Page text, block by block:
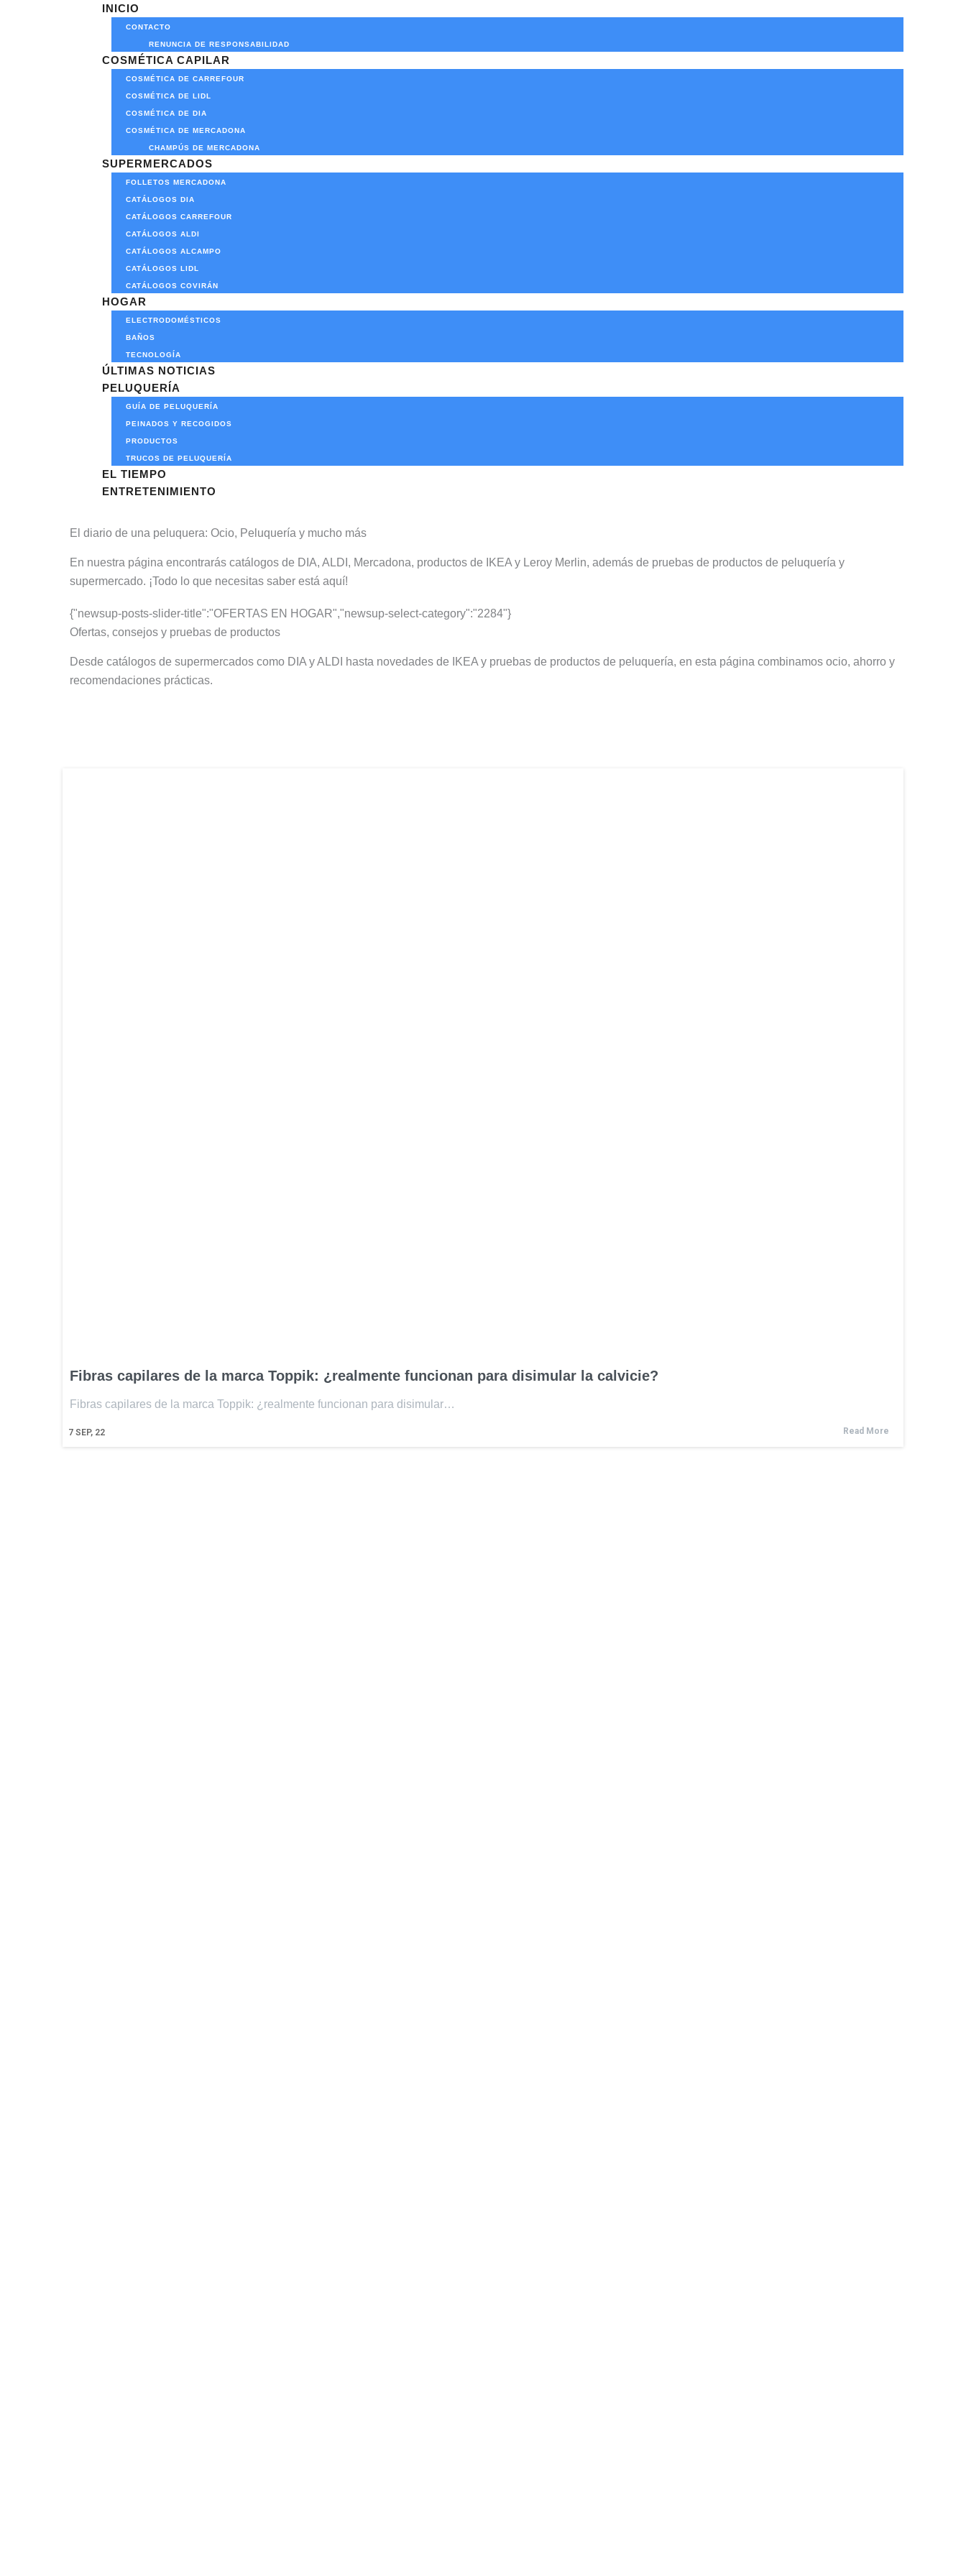
INICIO
CONTACTO
RENUNCIA DE RESPONSABILIDAD
COSMÉTICA CAPILAR
COSMÉTICA DE CARREFOUR
COSMÉTICA DE LIDL
COSMÉTICA DE DIA
COSMÉTICA DE MERCADONA
CHAMPÚS DE MERCADONA
SUPERMERCADOS
FOLLETOS MERCADONA
CATÁLOGOS DIA
CATÁLOGOS CARREFOUR
CATÁLOGOS ALDI
CATÁLOGOS ALCAMPO
CATÁLOGOS LIDL
CATÁLOGOS COVIRÁN
HOGAR
ELECTRODOMÉSTICOS
BAÑOS
TECNOLOGÍA
ÚLTIMAS NOTICIAS
PELUQUERÍA
GUÍA DE PELUQUERÍA
PEINADOS Y RECOGIDOS
PRODUCTOS
TRUCOS DE PELUQUERÍA
EL TIEMPO
ENTRETENIMIENTO
El diario de una peluquera: Ocio, Peluquería y mucho más
En nuestra página encontrarás catálogos de DIA, ALDI, Mercadona, productos de IKEA y Leroy Merlin, además de pruebas de productos de peluquería y
supermercado. ¡Todo lo que necesitas saber está aquí!
{"newsup-posts-slider-title":"OFERTAS EN HOGAR","newsup-select-category":"2284"}
Ofertas, consejos y pruebas de productos
Desde catálogos de supermercados como DIA y ALDI hasta novedades de IKEA y pruebas de productos de peluquería, en esta página combinamos ocio, ahorro y
recomendaciones prácticas.
Fibras capilares de la marca Toppik: ¿realmente funcionan para disimular la calvicie?
7 SEP, 22
Fibras capilares de la marca Toppik: ¿realmente funcionan para disimular…
Read More